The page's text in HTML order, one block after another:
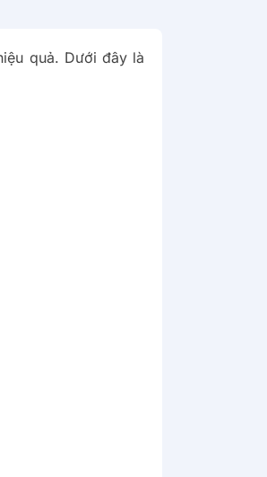
quả. Dưới đây là